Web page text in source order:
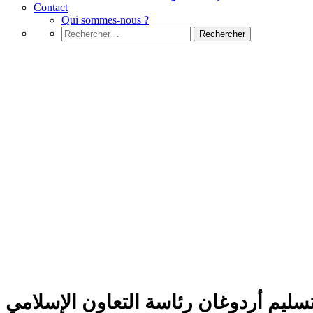
Contact
Qui sommes-nous ?
Rechercher :
أردوغان رئاسة التعاون الإسلامي